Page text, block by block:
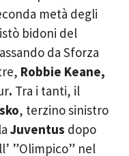
metà degli
bidoni del
da Sforza
Robbie Keane,
. Tra i tanti, il
, terzino sinistro
Juventus dopo
”Olimpico” nel